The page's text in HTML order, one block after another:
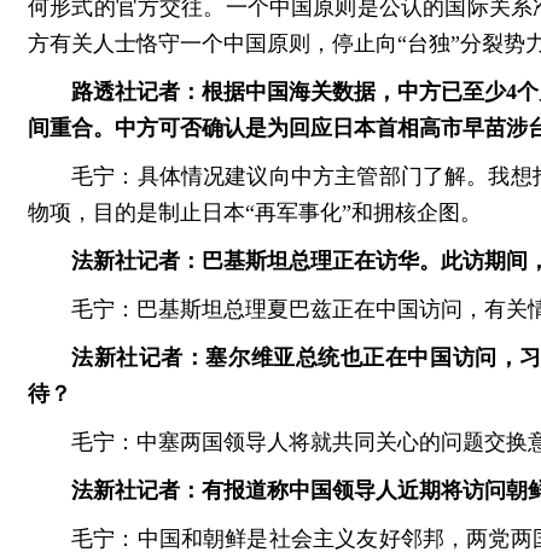
何形式的官方交往。一个中国原则是公认的国际关
方有关人士恪守一个中国原则，停止向“台独”分裂
路透社记者：根据中国海关数据，中方已至少4
间重合。中方可否确认是为回应日本首相高市早苗涉
毛宁：具体情况建议向中方主管部门了解。我
物项，目的是制止日本“再军事化”和拥核企图。
法新社记者：巴基斯坦总理正在访华。此访期间
毛宁：巴基斯坦总理夏巴兹正在中国访问，有
法新社记者：塞尔维亚总统也正在中国访问，
待？
毛宁：中塞两国领导人将就共同关心的问题交换
法新社记者：有报道称中国领导人近期将访问朝
毛宁：中国和朝鲜是社会主义友好邻邦，两党